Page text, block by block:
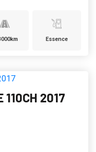
Essence
110CH 2017